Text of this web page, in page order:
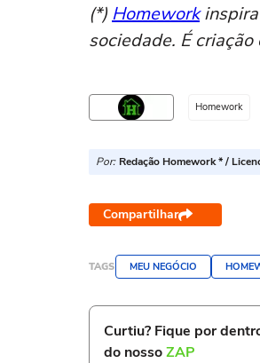
(*) Homeworkinspira
sociedade. É
Homework
Por: Redação Homework * /
Compartilhar
TAGS MEU NEGÓCIO
Curtiu? Fique por
do nossoZAP